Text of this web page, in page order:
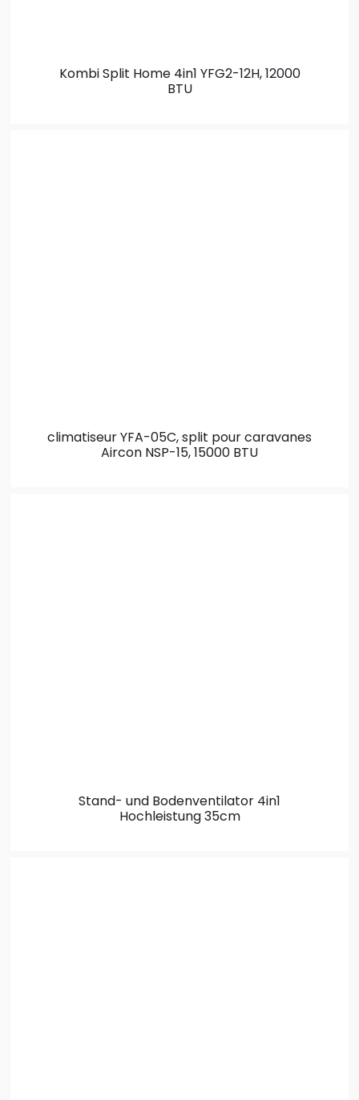
Kombi Split Home 4in1 YFG2-12H, 12000
BTU
climatiseur YFA-05C, split pour caravanes
Aircon NSP-15, 15000 BTU
Stand- und Bodenventilator 4in1
Hochleistung 35cm